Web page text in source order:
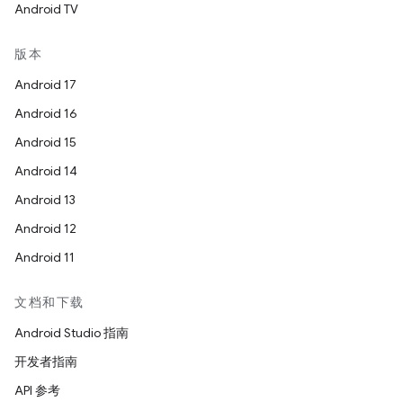
Android TV
版本
Android 17
Android 16
Android 15
Android 14
Android 13
Android 12
Android 11
文档和下载
Android Studio 指南
开发者指南
API 参考